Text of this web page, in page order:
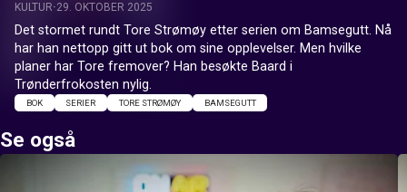
KULTUR 29. OKTOBER 2025
Det stormet rundt Tore Strømøy etter serien om Bamsegutt. Nå
har han nettopp gitt ut bok om sine opplevelser. Men hvilke
planer har Tore fremover? Han besøkte Baard i
Trønderfrokosten nylig.
BOK SERIER TORE STRØMØY BAMSEGUTT
Se også